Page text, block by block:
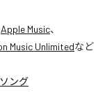
Apple Music、
Music Unlimitedなど
ング